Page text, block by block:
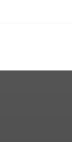
от